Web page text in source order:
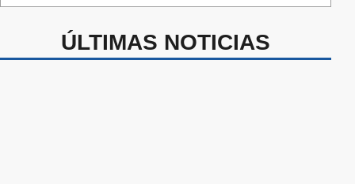
ÚLTIMAS NOTICIAS